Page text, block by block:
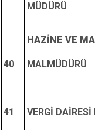
MÜDÜRÜ
HAZİNE VE
40 MALMÜDÜRÜ
41 VERGİ DAİRESİ